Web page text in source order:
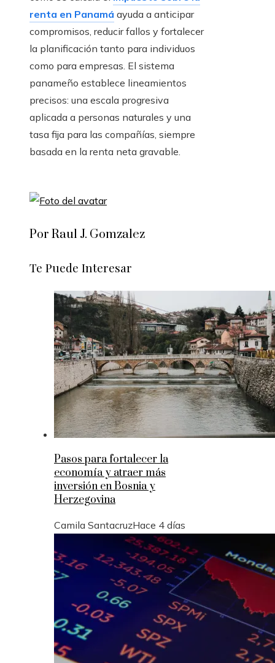
renta en Panamá ayuda a anticipar
compromisos, reducir fallos y fortalecer
la planificación tanto para individuos
como para empresas. El sistema
panameño establece lineamientos
precisos: una escala progresiva
aplicada a personas naturales y una
tasa fija para las compañías, siempre
basada en la renta neta gravable.
Por Raul J. Gomzalez
Te Puede Interesar
Pasos para fortalecer la
economía y atraer más
inversión en Bosnia y
Herzegovina
Camila SantacruzHace 4 días